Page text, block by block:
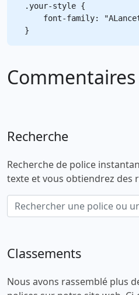
.your-style {
font-family:
Commentaires
Recherche
Recherche de police
texte et vous obtiendrez des
Classements
Nous avons rassemblé plus